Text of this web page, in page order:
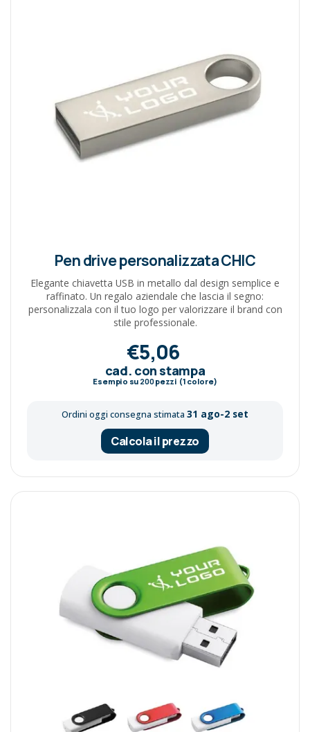
Pen drive personalizzata CHIC
Elegante chiavetta USB in metallo dal design semplice e
raffinato. Un regalo aziendale che lascia il segno:
personalizzala con il tuo logo per valorizzare il brand con
stile professionale.
€5,06
cad. con stampa
Esempio su 200pezzi (1 colore)
Ordini oggi consegna stimata 31 ago-2 set
Calcola il prezzo